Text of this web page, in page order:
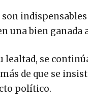
son
una bien ganada
lealtad, se
de que se
político.